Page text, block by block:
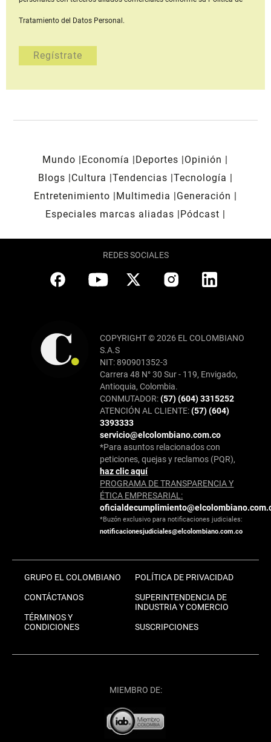
Tratamiento del Datos Personal.
Mundo Economía Deportes
Opinión
Blogs
Cultura Tendencias Tecnología
Entretenimiento
Multimedia
Generación
Especiales marcas aliadas
Pódcast
REDES SOCIALES
COPYRIGHT © 2026 EL COLOMBIANO
S.A.S
NIT: 890901352-3
Carrera 48 N° 30 Sur - 119, Envigado,
Antioquia, Colombia.
CONMUTADOR:(57) (604) 3315252
ATENCIÓN AL CLIENTE:(57) (604)
3393333
servicio@elcolombiano.com.co
*Para asuntos relacionados con
peticiones, quejas y reclamos (PQR),
haz clic aquí
PROGRAMA DE TRANSPARENCIA Y
ÉTICA EMPRESARIAL:
*Buzón exclusivo para notificaciones judiciales:
notificacionesjudiciales@elcolombiano.com.co
GRUPO EL COLOMBIANO
CONTÁCTANOS
TÉRMINOS Y
CONDICIONES
POLÍTICA DE PRIVACIDAD
SUPERINTENDENCIA DE
INDUSTRIA Y COMERCIO
SUSCRIPCIONES
MIEMBRO DE: